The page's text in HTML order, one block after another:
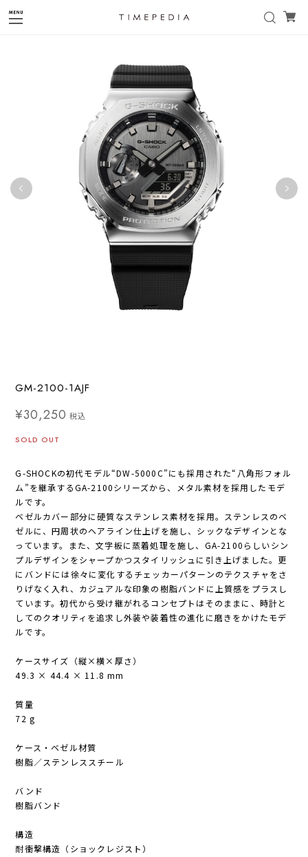
GM-2100-1AJF
¥30,250 税込
SOLD OUT
G-SHOCKの初代モデル“DW-5000C”にも採用された“八角形フォル
ム”を継承するGA-2100シリーズから、メタル素材を採用したモデ
ルです。
ベゼルカバー部分に硬質なステンレス素材を採用。ステンレスのベ
ゼルに、円周状のヘアライン仕上げを施し、シックなデザインとな
っています。また、文字板に蒸着処理を施し、GA-2100らしいシン
プルデザインをシャープかつスタイリッシュに引き上げました。更
にバンドには徐々に変化するチェッカーパターンのテクスチャをさ
りげなく入れ、カジュアルな印象の樹脂バンドに上質感をプラスし
ています。初代から受け継がれるコンセプトはそのままに、時計と
してのクオリティを追求し外装や装着性の進化に磨きをかけたモデ
ルです。
ケースサイズ（縦×横×厚さ）
49.3 × 44.4 × 11.8 mm
質量
72 g
ケース・ベゼル材質
樹脂／ステンレススチール
バンド
樹脂バンド
構造
耐衝撃構造（ショックレジスト）